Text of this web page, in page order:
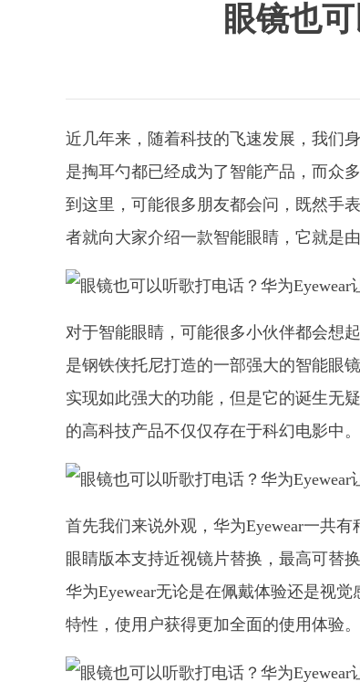
眼镜也
近几年来，随着科技的飞速发展，我们
是掏耳勺都已经成为了智能产品，而众
到这里，可能很多朋友都会问，既然手
者就向大家介绍一款智能眼睛，它就是
对于智能眼睛，可能很多小伙伴都会想
是钢铁侠托尼打造的一部强大的智能眼
实现如此强大的功能，但是它的诞生无
的高科技产品不仅仅存在于科幻电影中
首先我们来说外观，华为Eyewear一共
眼睛版本支持近视镜片替换，最高可替
华为Eyewear无论是在佩戴体验还是视
特性，使用户获得更加全面的使用体验。